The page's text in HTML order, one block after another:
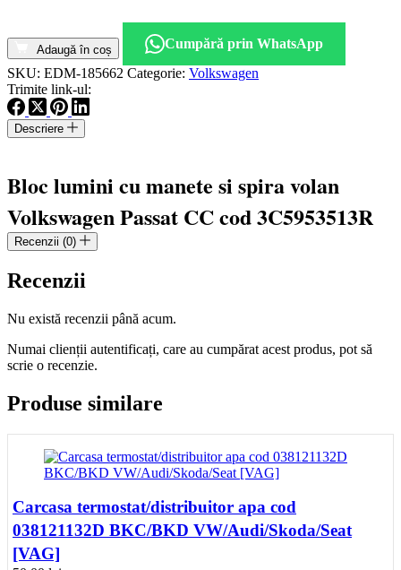
Bloc
lumini
cu
manete
si
spira
volan
CC
cod
3C5
953
513
Adaugă în coș
Cumpără prin WhatsApp
SKU: EDM-185662 Categorie: Volkswagen
Trimite link-ul:
Descriere
Bloc lumini cu manete si spira volan
Volkswagen Passat CC cod 3C5953513R
Recenzii (0)
Recenzii
Nu există recenzii până acum.
Numai clienții autentificați, care au cumpărat acest produs, pot să
scrie o recenzie.
Produse similare
Carcasa termostat/distribuitor apa cod
038121132D BKC/BKD VW/Audi/Skoda/Seat
[VAG]